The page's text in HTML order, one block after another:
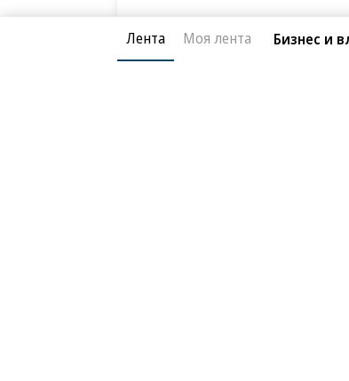
Лента Моя лента Бизнес и